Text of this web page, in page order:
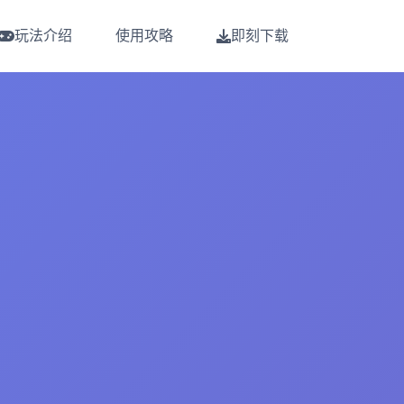
玩法介绍 使用攻略 即刻下载